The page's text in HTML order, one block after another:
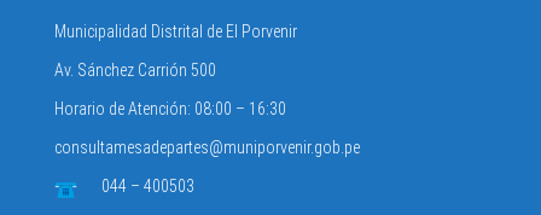
Municipalidad Distrital de El Porvenir
Av. Sánchez Carrión 500
Horario de Atención: 08:00 – 16:30
consultamesadepartes@muniporvenir.gob.pe
044 – 400503